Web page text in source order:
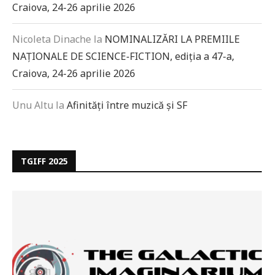
Craiova, 24-26 aprilie 2026
Nicoleta Dinache la NOMINALIZĂRI LA PREMIILE
NAȚIONALE DE SCIENCE-FICTION, ediția a 47-a,
Craiova, 24-26 aprilie 2026
Unu Altu la Afinități între muzică și SF
TGIFF 2025